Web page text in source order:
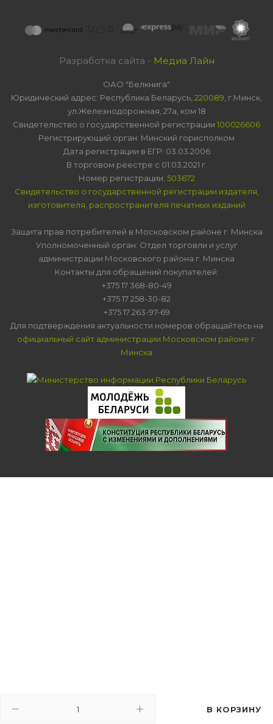
В КОРЗИНУ
Разработка сайта - Медиа Лайн
ОАО "Белкнига"
Юридический адрес: Республика Беларусь, 220089 , г.Минск,
ул.Железнодорожная, 27а, ком 18
Свидетельство о государственной регистрации 100026606
Регистрирующий орган: Минский горисполком
Дата регистрации в ЕГР: 03.03.2006
В торговом реестре с 01.03.2021 г.
Номер регистрации: 503672
Свидетельство о государственной регистрации издателя,
изготовителя, распространителя печатных изданий
Защита прав потребителей в Московском районе г. Минска
Уполномоченный орган: Отдел торговли и услуг
администрации Московского района г. Минска
Контакты для обращений покупателей:
+375 17 368-80-49
+375 17 258-30-82
+375 17 263-97-69
Для подтверждения актуальности номеров обращайтесь на
официальный сайт администрации Московском районе г.
Минска